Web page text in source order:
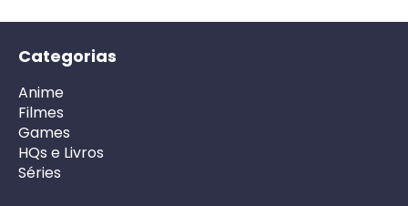
Categorias
Anime
Filmes
Games
HQs e Livros
Séries